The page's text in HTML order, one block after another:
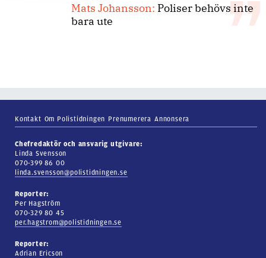
Mats Johansson: Poliser behövs inte
bara ute
Kontakt Om Polistidningen Prenumerera Annonsera
Chefredaktör och ansvarig utgivare:
Linda Svensson
070-399 86 00
linda.svensson@polistidningen.se
Reporter:
Per Hagström
070-329 80 45
per.hagstrom@polistidningen.se
Reporter:
Adrian Ericson